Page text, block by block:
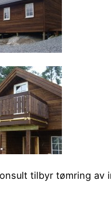
tilbyr tømring av